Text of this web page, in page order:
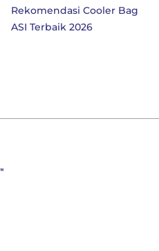
10 Perlengkapan Sekolah
SD Kelas 1 di Tahun Ajaran